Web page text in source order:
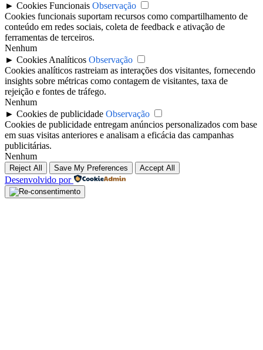
► Cookies Funcionais Observação
Cookies funcionais suportam recursos como compartilhamento de
conteúdo em redes sociais, coleta de feedback e ativação de
ferramentas de terceiros.
Nenhum
► Cookies Analíticos Observação
Cookies analíticos rastreiam as interações dos visitantes, fornecendo
insights sobre métricas como contagem de visitantes, taxa de
rejeição e fontes de tráfego.
Nenhum
► Cookies de publicidade Observação
Cookies de publicidade entregam anúncios personalizados com base
em suas visitas anteriores e analisam a eficácia das campanhas
publicitárias.
Nenhum
Reject All Save My Preferences Accept All
Desenvolvido por